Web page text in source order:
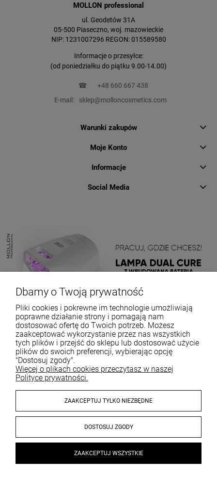
MOLLON professional
ul. Geodetów 31A
05-500 Piaseczno, woj. mazowieckie
NIP: 1231007296 REGON: 015589580
Informacje o przesyłce:
(od poniedziałku do piątku 9.00-14.00)
☎
+48 660 667 438
E-mail:
sklep@molloncosmetics.com
Warunki zakupów
Moje Konto
Informacje
Social Media
© 2026 sklep.mollonpro.com. Wszelkie prawa zastrzeżone.
Styl graficzny i aplikacje ShopGadget.pl
Sklep internetowy Shoper
Premium
Dbamy o Twoją prywatność
Pliki cookies i pokrewne im technologie umożliwiają
poprawne działanie strony i pomagają nam
dostosować ofertę do Twoich potrzeb. Możesz
zaakceptować wykorzystanie przez nas wszystkich
tych plików i przejść do sklepu lub dostosować użycie
plików do swoich preferencji, wybierając opcję
"Dostosuj zgody".
Więcej o plikach cookies przeczytasz w naszej
Polityce prywatności.
ZAAKCEPTUJ TYLKO NIEZBĘDNE
DOSTOSUJ ZGODY
ZAAKCEPTUJ WSZYSTKIE